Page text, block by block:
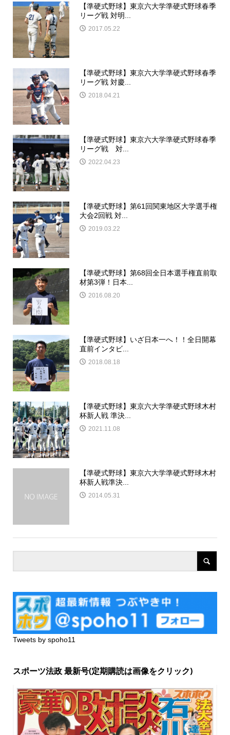
【準硬式野球】東京六大学準硬式野球春季
リーグ戦 対明...
2017.05.22
【準硬式野球】東京六大学準硬式野球春季
リーグ戦 対慶...
2018.04.21
【準硬式野球】東京六大学準硬式野球春季
リーグ戦 対...
2022.04.23
【準硬式野球】第61回関東地区大学選手権
大会2回戦 対...
2019.03.22
【準硬式野球】第68回全日本選手権直前取
材第3弾！日本...
2016.08.20
【準硬式野球】いざ日本一へ！！全日開幕
直前インタビ...
2018.08.18
【準硬式野球】東京六大学準硬式野球木村
杯新人戦 準決...
2021.11.08
【準硬式野球】東京六大学準硬式野球木村
杯新人戦準決...
2014.05.31
Tweets by spoho11
スポーツ法政 最新号(定期購読は画像をクリック)